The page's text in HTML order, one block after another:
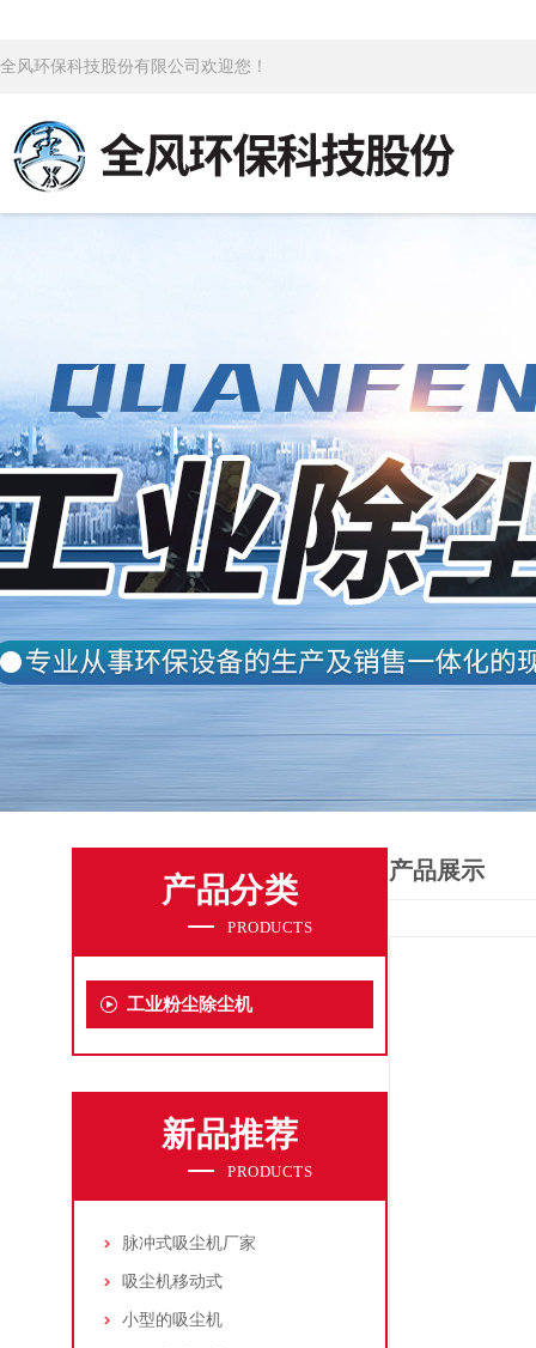
全风环保科技股份有限公司欢迎您！
产品分类
PRODUCTS
工业粉尘除尘机
新品推荐
PRODUCTS
脉冲式吸尘机厂家
吸尘机移动式
小型的吸尘机
产品展示